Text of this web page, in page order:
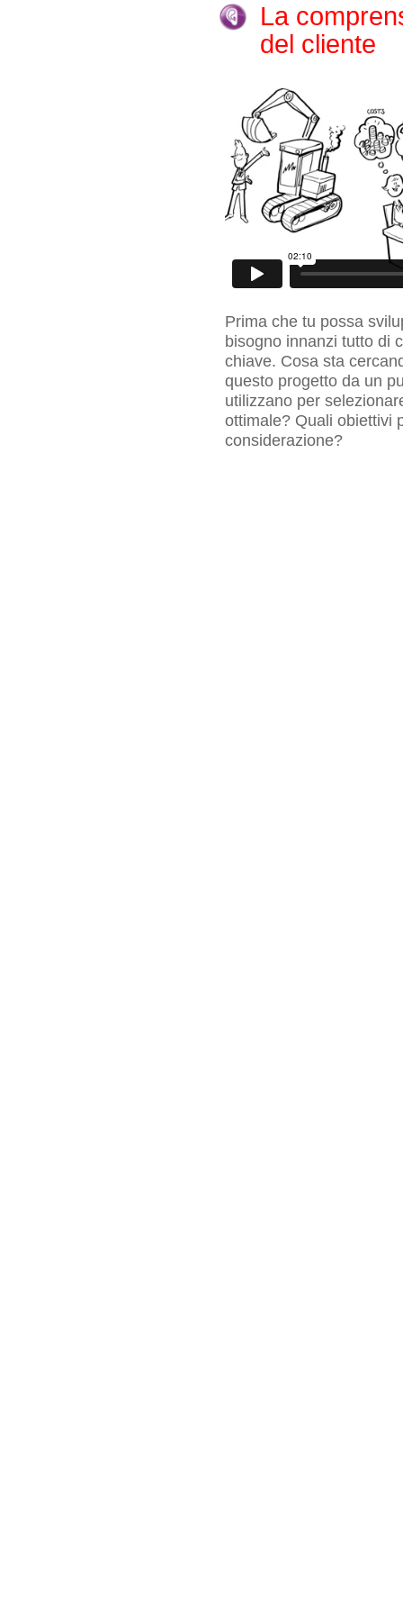
La
del cliente
Prima che tu possa
bisogno innanzi tutto di
chiave. Cosa sta
questo progetto da un
utilizzano per
ottimale? Quali obiettivi
considerazione?